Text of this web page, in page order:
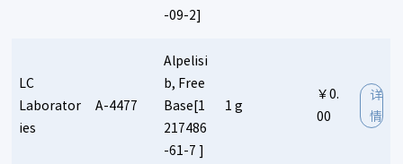
-09-2]
LC
Laborator
ies
A-4477
Alpelisi
b, Free
Base[1
217486
-61-7 ]
1 g
￥0.
00
详
情